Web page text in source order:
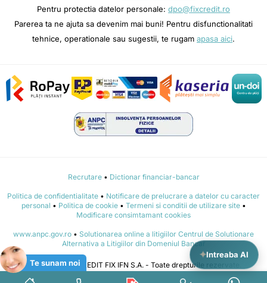
✦Intreaba AI
Pentru protectia datelor personale: dpo@fixcredit.ro
Parerea ta ne ajuta sa devenim mai buni! Pentru disfunctionalitati
tehnice, operationale sau sugestii, te rugam apasa aici.
Recrutare• Dictionar financiar-bancar
Politica de confidentialitate • Notificare de prelucrare a datelor cu caracter
personal • Politica de cookie• Termeni si conditii de utilizare site•
Modificare consimtamant cookies
www.anpc.gov.ro • Solutionarea online a litigiilor Centrul de Solutionare
Alternativa a Litigiilor din Domeniul Bancar
© 2015 - 2026 CREDIT FIX IFN S.A. - Toate drepturile rezervate.
Te sunam noi